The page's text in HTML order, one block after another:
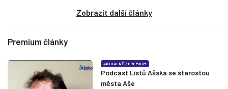
Zobrazit další články
Premium články
AKTUÁLNĚ /PREMIUM
Podcast Listů Ašska se starostou
města Aše